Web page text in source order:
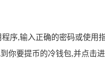
序,输入正确的密码或使用
你要提币的冷钱包,并点击